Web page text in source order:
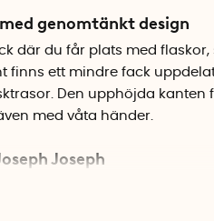
genomtänkt design
där du får plats med
finns ett mindre fack
Den upphöjda kanten
med våta händer.
Joseph